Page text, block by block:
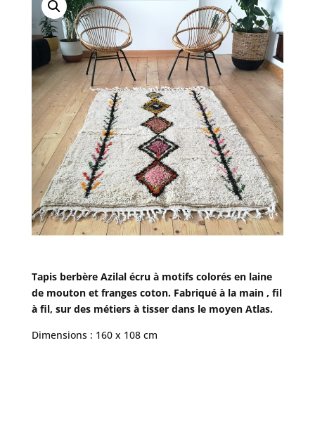
Tapis berbère Azilal écru à motifs colorés en laine
de mouton et franges coton. Fabriqué à la main , fil
à fil, sur des métiers à tisser dans le moyen Atlas.
Dimensions : 160 x 108 cm